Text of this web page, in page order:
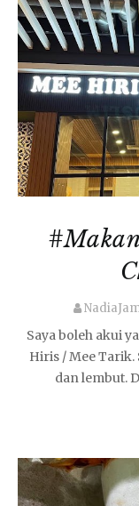
Saya boleh akui
Hiris / Mee Tarik.
dan lembut.